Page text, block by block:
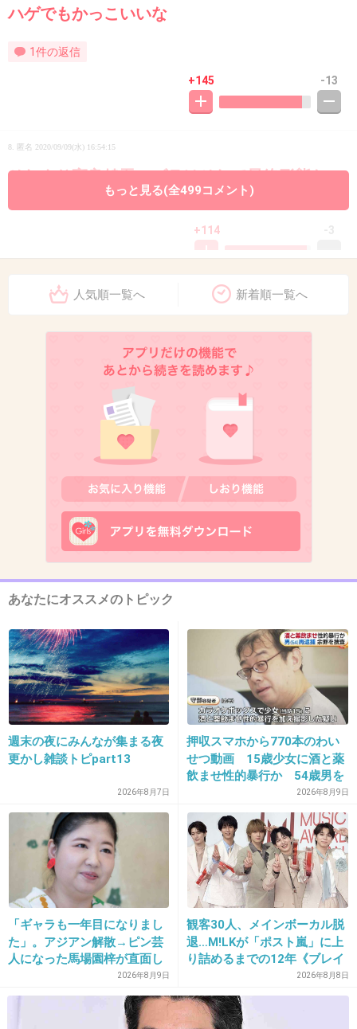
ハゲでもかっこいいな
1件の返信
+145 -13
8. 匿名 2020/09/09(水) 16:54:15
それより高良健吾のズラはそれで最終形態なの
+114
2020/09/09(水) 16:54:22
+17
2020/09/09(水) 16:54:44
いまだにお亮が大河の主演というのがしっくり
こない！
がんばってね。
+36
11. 匿名2020/09/09(水) 16:55:10
かわいらしい渋沢栄一だな
1件の返信
-4
12. 匿名 2020/09/09(水) 16:55:32
ちょんまげでもカッコイイ、、、♡
+96 -15
2020/09/09(水) 16:57:29
3人とも雰囲気良い！！
楽しみ！！
+75 -9
もっと見る(全499コメント)
人気順一覧へ 新着順一覧へ
あなたにオススメのトピック
週末の夜にみんなが集まる夜
更かし雑談トピpart13
2026年8月7日
押収スマホから770本のわい
せつ動画 15歳少女に酒と薬
飲ませ性的暴行か 54歳男を
再逮捕 「薬もありますよ」
とSNSで誘い出し
2026年8月9日
「ギャラも一年目になりまし
た」。アジアン解散→ピン芸
人になった馬場園梓が直面し
た現実、そして携える芸人と
しての矜持
2026年8月9日
観客30人、メインボーカル脱
退…M!LKが「ポスト嵐」に上
り詰めるまでの12年《ブレイ
2026年8月8日